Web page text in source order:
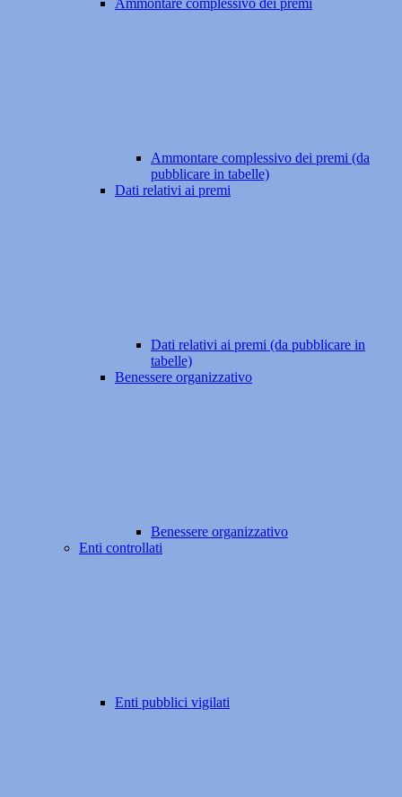
Ammontare complessivo dei premi
Ammontare complessivo dei premi (da
pubblicare in tabelle)
Dati relativi ai premi
Dati relativi ai premi (da pubblicare in
tabelle)
Benessere organizzativo
Benessere organizzativo
Enti controllati
Enti pubblici vigilati